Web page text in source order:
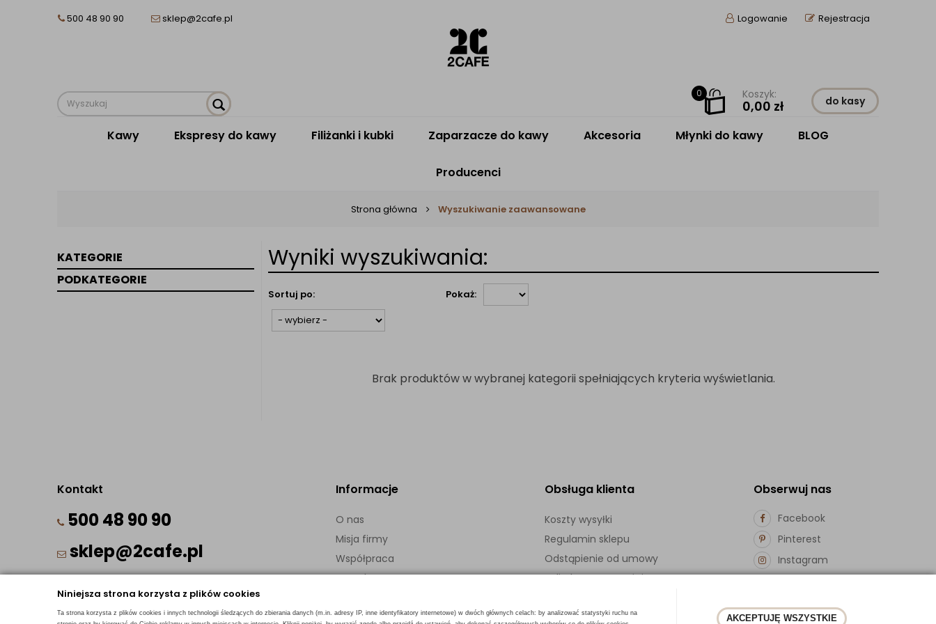
Niniejsza strona korzysta z plików cookies
Ta strona korzysta z plików cookies i innych technologii śledzących do zbierania danych (m.in. adresy IP, inne identyfikatory internetowe) w dwóch głównych celach: by analizować statystyki ruchu na
AKCEPTUJĘ WSZYSTKIE
500 48 90 90 sklep@2cafe.pl Logowanie Rejestracja
0 Koszyk:
0,00 zł do kasy
Kawy Ekspresy do kawy Filiżanki i kubki Zaparzacze do kawy Akcesoria Młynki do kawy BLOG
Producenci
Strona główna Wyszukiwanie zaawansowane
KATEGORIE
PODKATEGORIE
Wyniki wyszukiwania:
Sortuj po: Pokaż:
Brak produktów w wybranej kategorii spełniających kryteria wyświetlania.
Kontakt
500 48 90 90
sklep@2cafe.pl
Obserwuj nas
Facebook
Pinterest
Instagram
Informacje
O nas
Misja firmy
Współpraca
Kontakt
Obsługa klienta
Koszty wysyłki
Regulamin sklepu
Odstąpienie od umowy
Polityka prywatności